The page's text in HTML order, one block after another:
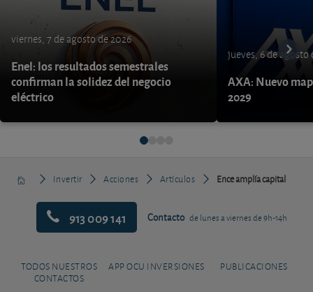
viernes, 7 de agosto de 2026
Enel: los resultados semestrales
confirman la solidez del negocio
eléctrico
jueves, 6 de agosto
AXA: Nuevo
2029
Invertir Acciones Artículos Ence amplía capital
913 009 141 Contacto de lunes a viernes de 9h-14h
TODOS NUESTROS
CONTACTOS
APP OCU INVERSIONES PUBLICACIONES